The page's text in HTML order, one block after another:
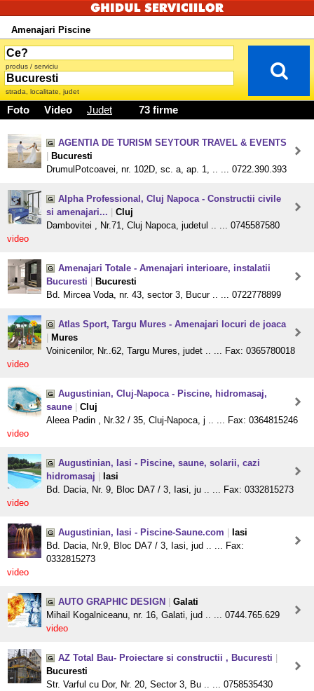
Amenajari Piscine
produs / serviciu
strada, localitate, judet
Foto Video Judet 73 firme
AGENTIA DE TURISM SEYTOUR TRAVEL & EVENTS
Bucuresti
DrumulPotcoavei, nr. 102D, sc. a, ap. 1, .. ... 0722.390.393
Alpha Professional, Cluj Napoca - Constructii civile
si amenajari...
Cluj
Dambovitei , Nr.71, Cluj Napoca, judetul .. ... 0745587580
video
Amenajari Totale - Amenajari interioare, instalatii
Bucuresti
Bucuresti
Bd. Mircea Voda, nr. 43, sector 3, Bucur .. ... 0722778899
Atlas Sport, Targu Mures - Amenajari locuri de joaca
Mures
Voinicenilor, Nr..62, Targu Mures, judet .. ... Fax: 0365780018
video
Augustinian, Cluj-Napoca - Piscine, hidromasaj,
saune
Cluj
Aleea Padin , Nr.32 / 35, Cluj-Napoca, j .. ... Fax: 0364815246
video
Augustinian, Iasi - Piscine, saune, solarii, cazi
hidromasaj
Iasi
Bd. Dacia, Nr. 9, Bloc DA7 / 3, Iasi, ju .. ... Fax: 0332815273
video
Augustinian, Iasi - Piscine-Saune.com
Iasi
Bd. Dacia, Nr.9, Bloc DA7 / 3, Iasi, jud .. ... Fax:
0332815273
video
AUTO GRAPHIC DESIGN
Galati
Mihail Kogalniceanu, nr. 16, Galati, jud .. ... 0744.765.629
video
AZ Total Bau- Proiectare si constructii , Bucuresti
Bucuresti
Str. Varful cu Dor, Nr. 20, Sector 3, Bu .. ... 0758535430